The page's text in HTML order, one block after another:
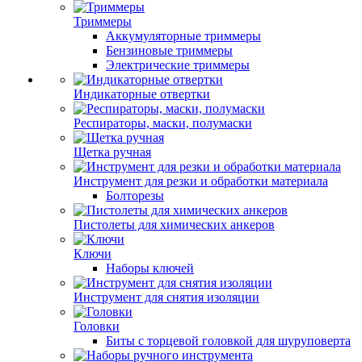
Триммеры
Аккумуляторные триммеры
Бензиновые триммеры
Электрические триммеры
Индикаторные отвертки
Респираторы, маски, полумаски
Щетка ручная
Инструмент для резки и обработки материала
Болторезы
Пистолеты для химических анкеров
Ключи
Наборы ключей
Инструмент для снятия изоляции
Головки
Биты с торцевой головкой для шуруповерта